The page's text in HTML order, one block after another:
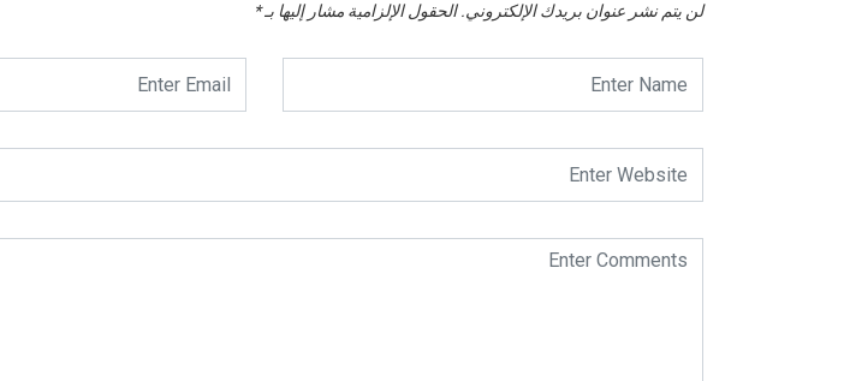
لن يتم نشر عنوان بريدك الإلكتروني. الحقول الإلزامية مشار إليها بـ*